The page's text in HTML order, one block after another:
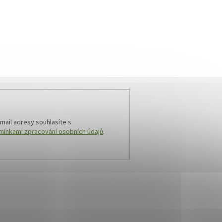
adresy souhlasíte s
zpracování osobních údajů.